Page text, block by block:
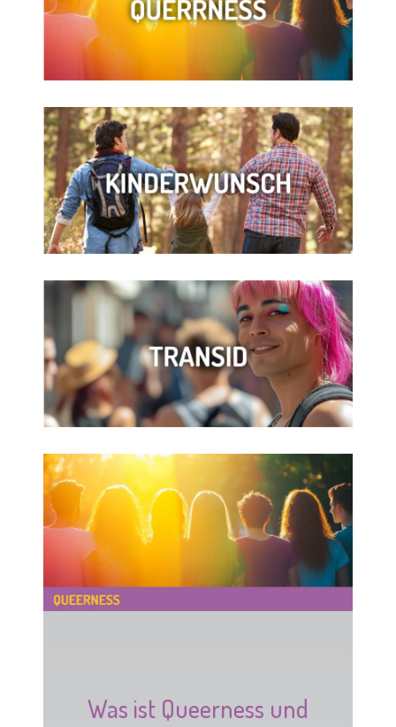
Was ist Queerness und